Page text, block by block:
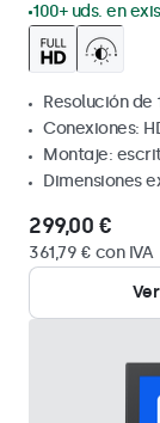
100+ uds. en
Resolución de
Conexiones:
Montaje:
Dimensiones
299,00 €
361,79 € con IVA
Ver